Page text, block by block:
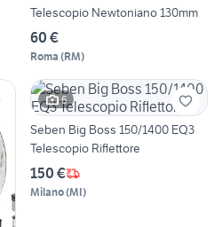
Telescopio Newtoniano 130mm
60 €
Roma (RM)
6
Seben Big Boss 150/1400 EQ3
Telescopio Riflettore
150 €
Milano(MI)